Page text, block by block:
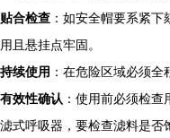
贴合检查 ：如安全帽要系紧
用且悬挂点牢固。
持续使用 ：在危险区域必须全
有效性确认 ：使用前必须检
滤式呼吸器，要检查滤料是否